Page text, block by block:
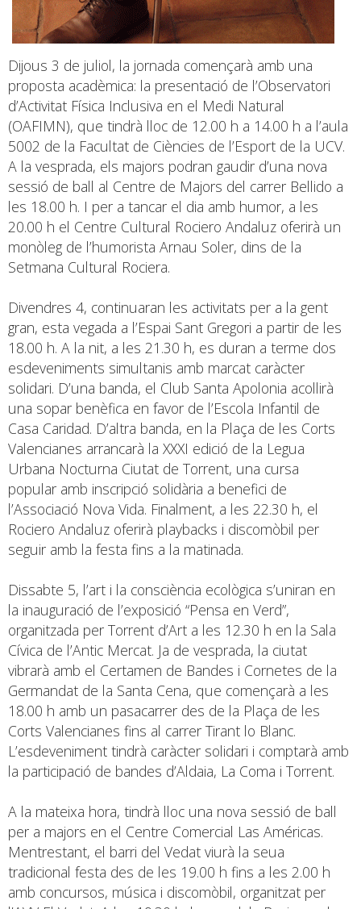
Dijous 3 de juliol, la jornada començarà amb una
proposta acadèmica: la presentació de l’Observatori
d’Activitat Física Inclusiva en el Medi Natural
(OAFIMN), que tindrà lloc de 12.00 h a 14.00 h a l’aula
5002 de la Facultat de Ciències de l’Esport de la UCV.
A la vesprada, els majors podran gaudir d’una nova
sessió de ball al Centre de Majors del carrer Bellido a
les 18.00 h. I per a tancar el dia amb humor, a les
20.00 h el Centre Cultural Rociero Andaluz oferirà un
monòleg de l’humorista Arnau Soler, dins de la
Setmana Cultural Rociera.
Divendres 4, continuaran les activitats per a la gent
gran, esta vegada a l’Espai Sant Gregori a partir de les
18.00 h. A la nit, a les 21.30 h, es duran a terme dos
esdeveniments simultanis amb marcat caràcter
solidari. D’una banda, el Club Santa Apolonia acollirà
una sopar benèfica en favor de l’Escola Infantil de
Casa Caridad. D’altra banda, en la Plaça de les Corts
Valencianes arrancarà la XXXI edició de la Legua
Urbana Nocturna Ciutat de Torrent, una cursa
popular amb inscripció solidària a benefici de
l’Associació Nova Vida. Finalment, a les 22.30 h, el
Rociero Andaluz oferirà playbacks i discomòbil per
seguir amb la festa fins a la matinada.
Dissabte 5, l’art i la consciència ecològica s’uniran en
la inauguració de l’exposició “Pensa en Verd”,
organitzada per Torrent d’Art a les 12.30 h en la Sala
Cívica de l’Antic Mercat. Ja de vesprada, la ciutat
vibrarà amb el Certamen de Bandes i Cornetes de la
Germandat de la Santa Cena, que començarà a les
18.00 h amb un pasacarrer des de la Plaça de les
Corts Valencianes fins al carrer Tirant lo Blanc.
L’esdeveniment tindrà caràcter solidari i comptarà amb
la participació de bandes d’Aldaia, La Coma i Torrent.
A la mateixa hora, tindrà lloc una nova sessió de ball
per a majors en el Centre Comercial Las Américas.
Mentrestant, el barri del Vedat viurà la seua
tradicional festa des de les 19.00 h fins a les 2.00 h
amb concursos, música i discomòbil, organitzat per